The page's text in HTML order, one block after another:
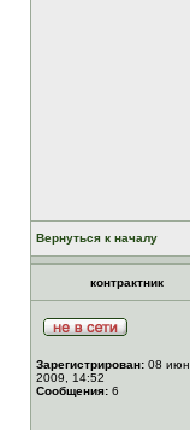
Вернуться к началу
контрактник
Зарегистрирован: 08 июн
2009, 14:52
Сообщения: 6